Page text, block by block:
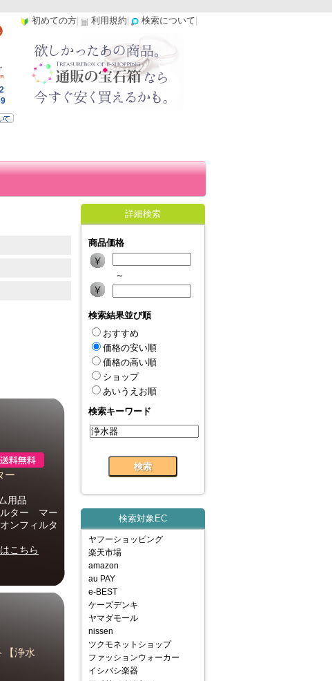
初めての方 利用規約 検索について
ー
用品
ター マー
ンフィルタ
こちら
【浄水
詳細検索
商品価格
～
検索結果並び順
おすすめ
価格の安い順
価格の高い順
ショップ
あいうえお順
検索キーワード
検索対象EC
ヤフーショッピング
楽天市場
amazon
au PAY
e-BEST
ケーズデンキ
ヤマダモール
nissen
ツクモネットショップ
ファッションウォーカー
イシバシ楽器